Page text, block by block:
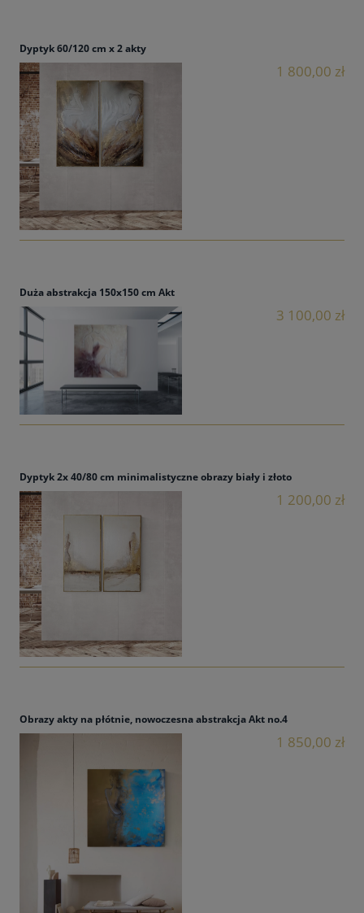
Dyptyk 60/120 cm x 2 akty
1 800,00 zł
Duża abstrakcja 150x150 cm Akt
3 100,00 zł
Dyptyk 2x 40/80 cm minimalistyczne obrazy biały i złoto
1 200,00 zł
Obrazy akty na płótnie, nowoczesna abstrakcja Akt no.4
1 850,00 zł